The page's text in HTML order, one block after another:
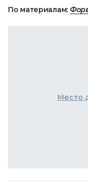
По материалам:
Место